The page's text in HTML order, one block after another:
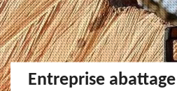
Entreprise